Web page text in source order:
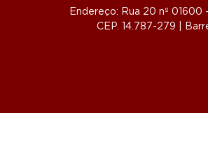
Endereço: Rua 20 nº 01600
CEP. 14.787-279 |